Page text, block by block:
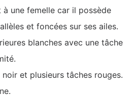
une femelle car il possède
et foncées sur ses ailes.
blanches avec une tâche
et plusieurs tâches rouges.